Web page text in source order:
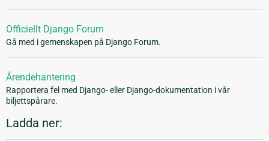
Officiellt Django Forum
Gå med i gemenskapen på Django Forum.
Ärendehantering
Rapportera fel med Django- eller Django-dokumentation i vår
biljettspårare.
Ladda ner: